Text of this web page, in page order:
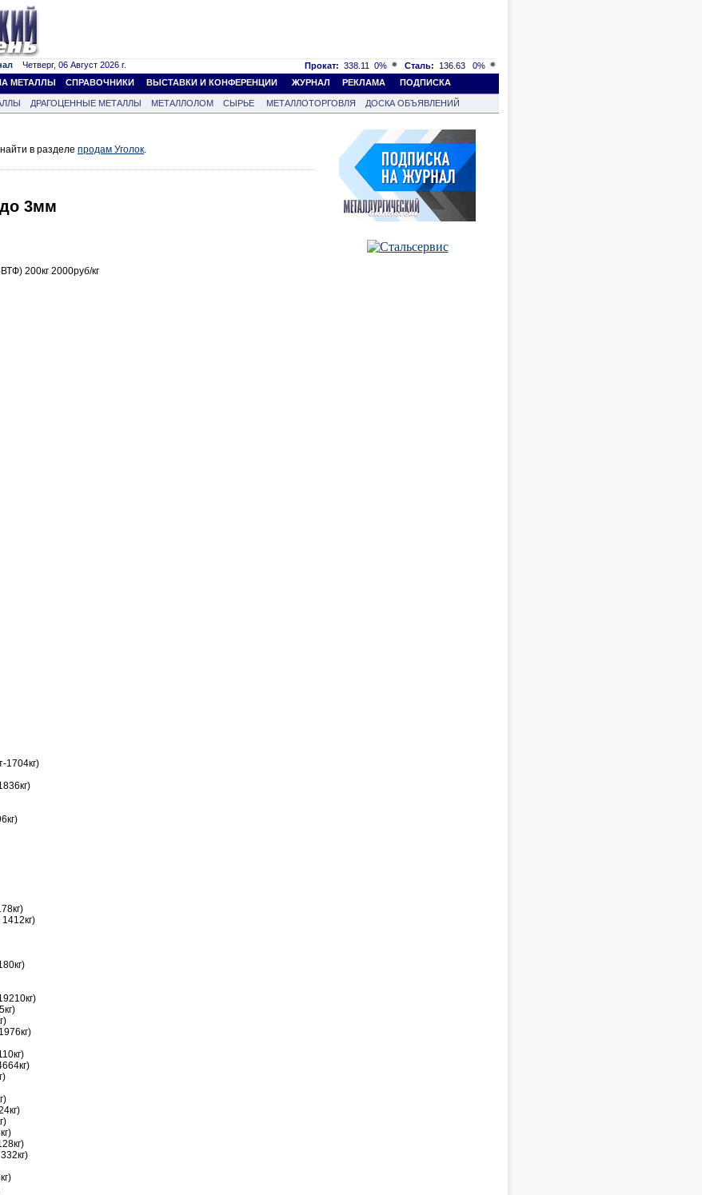
Четверг, 06 Август 2026 г. Прокат: 338.11 0% Сталь: 136.63
0%
МЕТАЛЛЫ СПРАВОЧНИКИ ВЫСТАВКИ И КОНФЕРЕНЦИИ ЖУРНАЛ РЕКЛАМА ПОДПИСКА
ДРАГОЦЕННЫЕ МЕТАЛЛЫ МЕТАЛЛОЛОМ СЫРЬЕ МЕТАЛЛОТОРГОВЛЯ
ДОСКА ОБЪЯВЛЕНИЙ
в разделе продам Уголок.
3мм
200кг 2000руб/кг
1704кг)